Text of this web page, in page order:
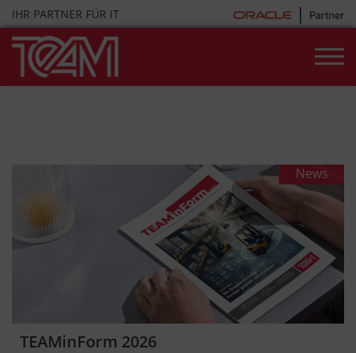
Skip
to
content
IHR PARTNER FÜR IT
News
News
TEAMinForm 2026